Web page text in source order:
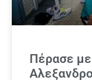
Πέρασε με